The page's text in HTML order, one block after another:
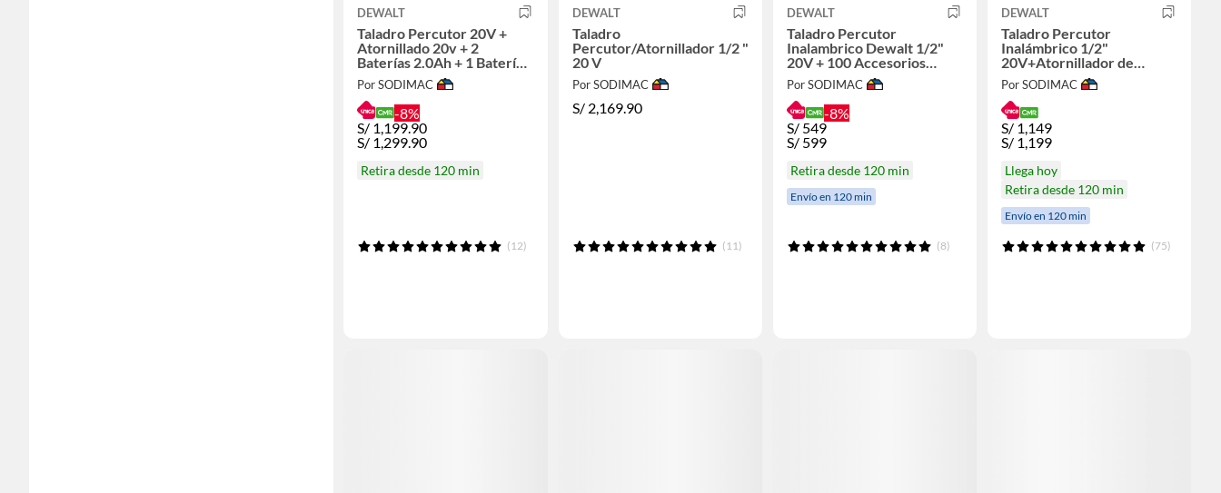
DEWALT
Taladro Percutor 20V +
Atornillado 20v + 2
Baterías 2.0Ah + 1 Batería
5.0Ah + Cargador + Maleta
Por SODIMAC
-8%
S/ 1,199.90
S/ 1,299.90
Retira desde 120 min
(12)
DEWALT
Taladro
Percutor/Atornillador 1/2 "
20 V
Por SODIMAC
S/ 2,169.90
(11)
DEWALT
Taladro Percutor
Inalambrico Dewalt 1/2"
20V + 100 Accesorios
BRUSHLESS DCD7781S2A
Por SODIMAC
-8%
S/ 549
S/ 599
Retira desde 120 min
Envío en 120 min
(8)
DEWALT
Taladro Percutor
Inalámbrico 1/2"
20V+Atornillador de
Impacto Inalámbrico 1/4"
20V+Set 18 Pz+Bolso
Por SODIMAC
S/ 1,149
S/ 1,199
Llega hoy
Retira desde 120 min
Envío en 120 min
(75)